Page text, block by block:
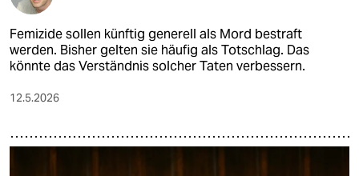
Femizide sollen künftig generell als Mord bestraft
werden. Bisher gelten sie häufig als Totschlag. Das
könnte das Verständnis solcher Taten verbessern.
12.5.2026